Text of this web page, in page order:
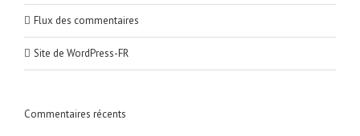
Flux des commentaires
Site de WordPress-FR
Commentaires récents